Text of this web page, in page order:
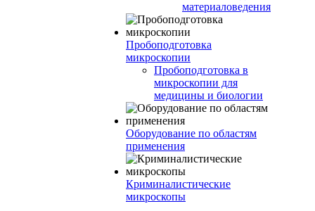
материаловедения
Пробоподготовка
микроскопии
Пробоподготовка в
микроскопии для
медицины и биологии
Оборудование по областям
применения
Криминалистические
микроскопы